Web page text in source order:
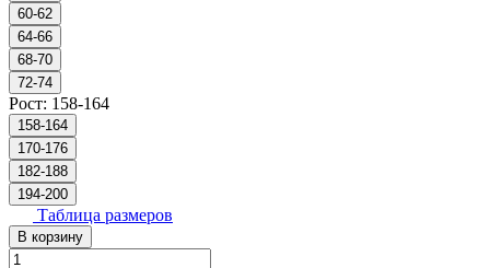
60-62
64-66
68-70
72-74
Рост: 158-164
158-164
170-176
182-188
194-200
Таблица размеров
В корзину